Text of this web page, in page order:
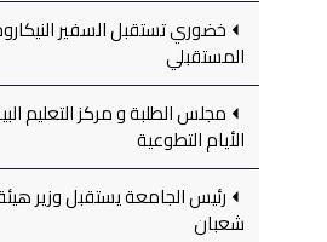
خضوري تستقبل السفير
المستقبلي
مجلس الطلبة و مركز التعليم
الأيام التطوعية
رئيس الجامعة يستقبل وزير
شعبان